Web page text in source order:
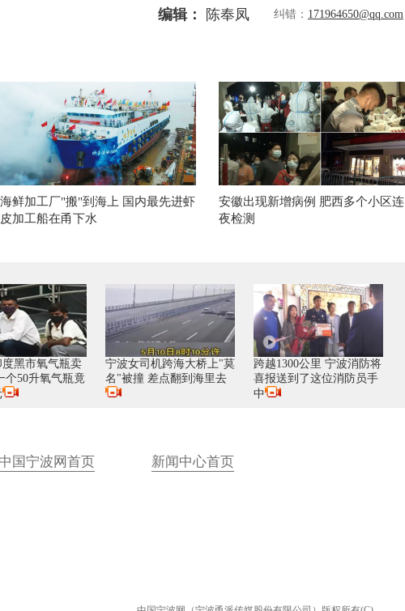
编辑： 陈奉凤 纠错： 171964650@qq.com
海鲜加工厂"搬"到海上 国内最先进虾
皮加工船在甬下水
安徽出现新增病例 肥西多个小区连
夜检测
黑市氧气瓶卖
个50升氧气瓶竟
宁波女司机跨海大桥上"莫
名"被撞 差点翻到海里去
跨越1300公里 宁波消防将
喜报送到了这位消防员手
中
中国宁波网首页 新闻中心首页